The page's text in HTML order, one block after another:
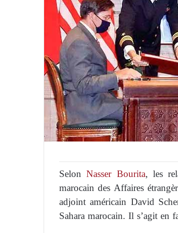
SelonNasser Bourita, les
marocain des Affaires
adjoint américain David
Sahara marocain. Il s’agit